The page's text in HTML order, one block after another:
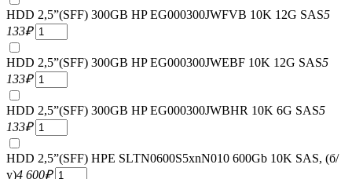
HDD 2,5”(SFF) 300GB HP EG000300JWFVB 10K 12G SAS5
133₽
HDD 2,5”(SFF) 300GB HP EG000300JWEBF 10K 12G SAS5
133₽
HDD 2,5”(SFF) 300GB HP EG000300JWBHR 10K 6G SAS5
133₽
HDD 2,5”(SFF) HPE SLTN0600S5xnN010 600Gb 10K SAS, (б/
у)4 600₽